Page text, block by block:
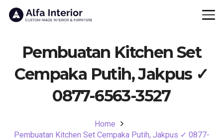
Pembuatan Kitchen Set
Cempaka Putih, Jakpus ✓
0877-6563-3527
Home
Pembuatan Kitchen Set Cempaka Putih, Jakpus ✓ 0877-